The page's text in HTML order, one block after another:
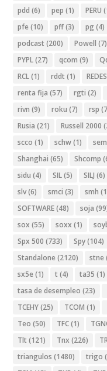
pdd (6) pep (1) PERU
pfe (10) pff(3) pg (4)
podcast (200) Powell (7)
PYPL(27) qcom (9)
RCL(1) rddt (1)
renta fija (57) rgti (2)
rivn (9) roku (7) rsp
Rusia (21) Russell 2000
scco (1) schw(1)
Shanghai (65) Shcomp
sidu (4) SIL(5) SILJ (6)
slv(6) smci (3) smh
SOFTWARE(48) soja
sox (55) soxx (1)
Spx 500 (733) Spy(104)
Standalone (2120) stne
sx5e (1) t (4) ta35 (1)
tasa de desempleo (23)
TCEHY(25) TCOM (1)
Teo (50) TFC(1)
Tlt (121) Tnx (226)
triangulos (1480) trigo